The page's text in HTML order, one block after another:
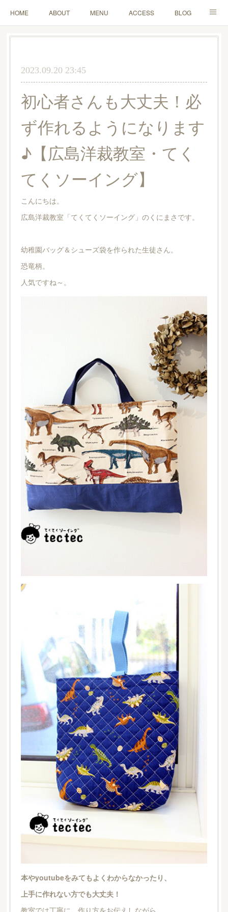
HOME ABOUT MENU ACCESS BLOG
MAIL
2023.09.20 23:45
初心者さんも大丈夫！必
ず作れるようになります
♪【広島洋裁教室・てく
てくソーイング】
こんにちは。
広島洋裁教室「てくてくソーイング」のくにまさです。
幼稚園バッグ＆シューズ袋を作られた生徒さん。
恐竜柄。
人気ですね～。
本やyoutubeをみてもよくわからなかったり、
上手に作れない方でも大丈夫！